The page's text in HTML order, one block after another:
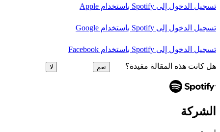
تسجيل الدخول إلى Spotify باستخدام Apple
تسجيل الدخول إلى Spotify باستخدام Google
تسجيل الدخول إلى Spotify باستخدام Facebook
هل كانت هذه المقالة مفيدة؟ نعم لا
الشركة